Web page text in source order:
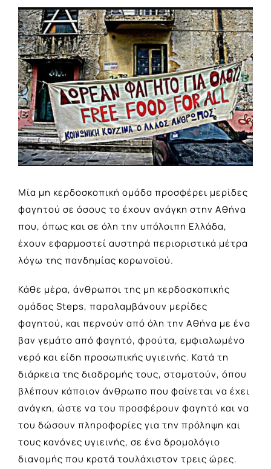
View
Larger
Image
Μία μη κερδοσκοπική ομάδα προσφέρει μερίδες
φαγητού σε όσους το έχουν ανάγκη στην Αθήνα
που, όπως και σε όλη την υπόλοιπη Ελλάδα,
έχουν εφαρμοστεί αυστηρά περιοριστικά μέτρα
λόγω της πανδημίας κορωνοϊού.
Κάθε μέρα, άνθρωποι της μη κερδοσκοπικής
ομάδας Steps, παραλαμβάνουν μερίδες
φαγητού, και περνούν από όλη την Αθήνα με ένα
βαν γεμάτο από φαγητό, φρούτα, εμφιαλωμένο
νερό και είδη προσωπικής υγιεινής. Κατά τη
διάρκεια της διαδρομής τους, σταματούν, όπου
βλέπουν κάποιον άνθρωπο που φαίνεται να έχει
ανάγκη, ώστε να του προσφέρουν φαγητό και να
του δώσουν πληροφορίες για την πρόληψη και
τους κανόνες υγιεινής, σε ένα δρομολόγιο
διανομής που κρατά τουλάχιστον τρεις ώρες.